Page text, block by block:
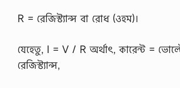
R = রেজিস্ট্যান্স বা রোধ (ওহম)।
যেহেতু, I = V / R অর্থাৎ, কারেন্ট =
রেজিস্ট্যান্স,